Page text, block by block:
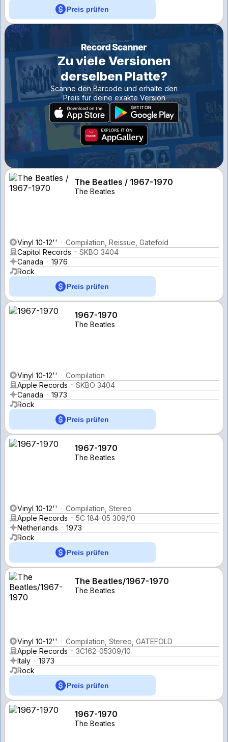
Preis prüfen
Zu viele Versionen
derselben Platte?
Scanne den Barcode und erhalte den
Preis für deine exakte Version
The Beatles / 1967-1970
The Beatles
Vinyl 10-12''
Compilation, Reissue, Gatefold
Capitol Records
SKBO 3404
Canada
1976
Rock
Preis prüfen
1967-1970
The Beatles
Vinyl 10-12''
Compilation
Apple Records
SKBO 3404
Canada
1973
Rock
Preis prüfen
1967-1970
The Beatles
Vinyl 10-12''
Compilation, Stereo
Apple Records
5C 184-05 309/10
Netherlands
1973
Rock
Preis prüfen
The Beatles/1967-1970
The Beatles
Vinyl 10-12''
Compilation, Stereo, GATEFOLD
Apple Records
3C162-05309/10
Italy
1973
Rock
Preis prüfen
1967-1970
The Beatles